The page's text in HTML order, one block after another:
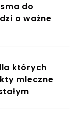
do
o ważne
których
mleczne